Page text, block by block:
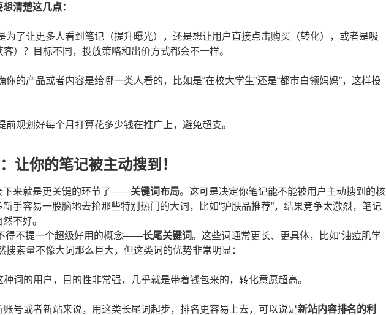
清楚这几点：
为了让更多人看到笔记（提升曝光），还是想让用户直接点击购买（转化），或者是吸
）？目标不同，投放策略和出价方式都会不一样。
你的产品或者内容是给哪一类人看的，比如是“在校大学生”还是“都市白领妈妈”，这样投
前规划好每个月打算花多少钱在推广上，避免超支。
让你的笔记被主动搜到！
下来就是更关键的环节了——关键词布局。这可是决定你笔记能不能被用户主动搜到的核
手容易一股脑地去抢那些特别热门的大词，比如“护肤品推荐”，结果竞争太激烈，笔记
不好。
得不提一个超级好用的概念——长尾关键词。这些词通常更长、更具体，比如“油痘肌学
搜索量不像大词那么巨大，但这类词的优势非常明显：
种词的用户，目的性非常强，几乎就是带着钱包来的，转化意愿超高。
账号或者新站来说，用这类长尾词起步，排名更容易上去，可以说是新站内容排名的利